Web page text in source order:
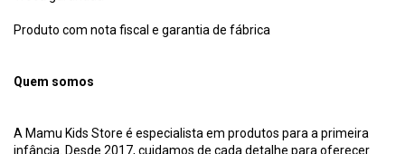
Produto com nota fiscal e garantia de fábrica
Quem somos
A Mamu Kids Store é especialista em produtos para a primeira
infância. Desde 2017, cuidamos de cada detalhe para oferecer